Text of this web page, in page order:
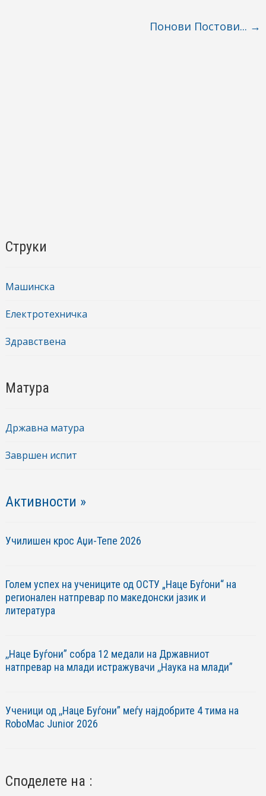
Понови Постови... →
Струки
Машинска
Електротехничка
Здравствена
Матура
Државна матура
Завршен испит
Активности »
Училишен крос Аџи-Тепе 2026
Голем успех на учениците од ОСТУ „Наце Буѓони“ на
регионален натпревар по македонски јазик и
литература
,,Наце Буѓони” собра 12 медали на Државниот
натпревар на млади истражувачи ,,Наука на млади”
Ученици од ,,Наце Буѓони” меѓу најдобрите 4 тима на
RoboМac Junior 2026
Споделете на :